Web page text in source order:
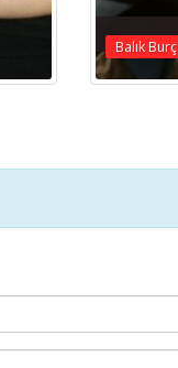
Balık Burç